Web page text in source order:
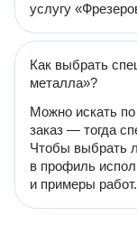
услугу
Как выбрать
металла»?
Можно искать по
заказ — тогда
Чтобы выбрать
в профиль
и примеры работ.